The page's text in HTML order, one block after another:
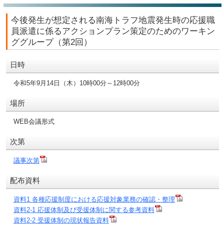
今後発生が想定される南海トラフ地震発生時の応援職
員派遣に係るアクションプラン策定のためのワーキン
ググループ（第2回）
日時
令和5年9月14日（木）10時00分～12時00分
場所
WEB会議形式
次第
議事次第
配布資料
資料1 各種応援制度における応援対象業務の確認・整理
資料2-1 応援体制及び受援体制に関する参考資料
資料2-2 受援体制の現状報告資料